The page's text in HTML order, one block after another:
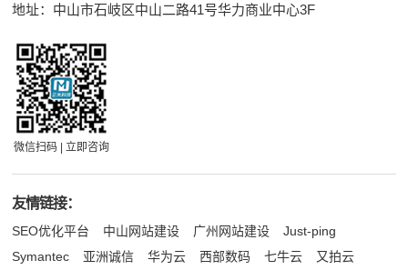
地址：中山市石岐区中山二路41号华力商业中心3F
微信扫码 | 立即咨询
友情链接：
SEO优化平台 中山网站建设 广州网站建设
Just-ping
Symantec
亚洲诚信 华为云 西部数码 七牛云
又拍云